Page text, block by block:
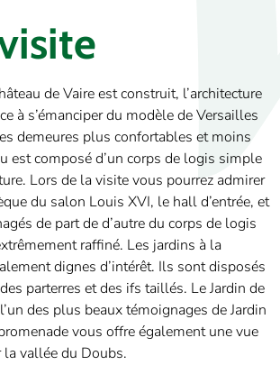
de Vaire est construit, l’architecture
à s’émanciper du modèle de Versailles
demeures plus confortables et moins
est composé d’un corps de logis simple
Lors de la visite vous pourrez admirer
du salon Louis XVI, le hall d’entrée, et
de part de d’autre du corps de logis
raffiné. Les jardins à la
dignes d’intérêt. Ils sont disposés
parterres et des ifs taillés. Le Jardin de
des plus beaux témoignages de Jardin
vous offre également une vue
vallée du Doubs.